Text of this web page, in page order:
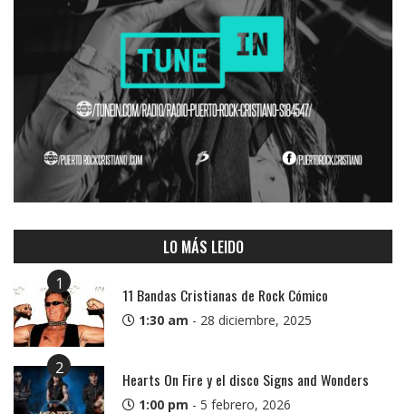
LO MÁS LEIDO
1
11 Bandas Cristianas de Rock Cómico
1:30 am - 28 diciembre, 2025
2
Hearts On Fire y el disco Signs and Wonders
1:00 pm - 5 febrero, 2026